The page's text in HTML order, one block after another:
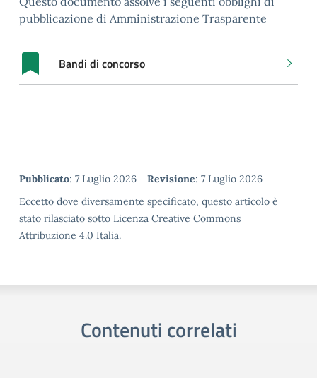
pubblicazione di Amministrazione Trasparente
Bandi di concorso
Metadata
Pubblicato: 7 Luglio 2026 - Revisione: 7 Luglio 2026
Eccetto dove diversamente specificato, questo articolo è
stato rilasciato sotto Licenza Creative Commons
Attribuzione 4.0 Italia.
Contenuti correlati